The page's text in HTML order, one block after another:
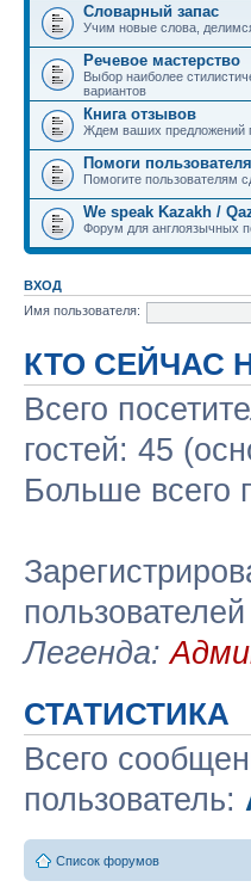
Словарный запас
Учим новые слова,
Речевое мастерство
Выбор наиболее
вариантов
Книга отзывов
Ждем ваших предложений
Помоги
Помогите пользователям
We speak Kazakh /
Форум для англоязычных
ВХОД
Имя пользователя:
КТО СЕЙЧАС
Всего
гостей: 45
Больше всего
пользователей
Легенда:
СТАТИСТИКА
Всего
пользователь:
Список форумов